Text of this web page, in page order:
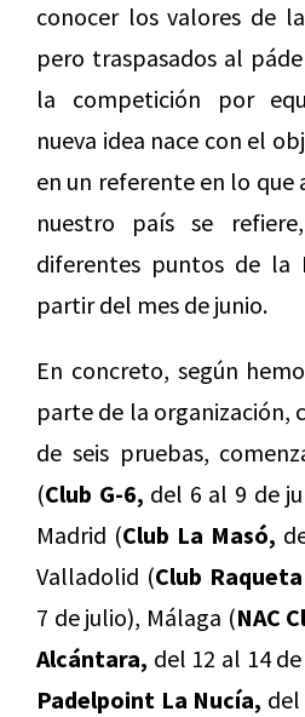
conocer los valores de
pero traspasados al
la competición por
nueva idea nace con el
en un referente en lo
nuestro país se
diferentes puntos de la
partir del mes de junio.
En concreto, según
parte de la organización,
de seis pruebas,
(Club G-6, del 6 al 9 de
Madrid (Club La Masó,
Valladolid (Club
7 de julio), Málaga (NAC
Alcántara, del 12 al 14
Padelpoint La Nucía, del